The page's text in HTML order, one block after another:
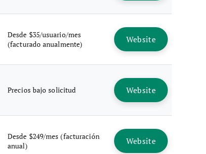
Desde $35/usuario/mes
(facturado anualmente)
Website
Precios bajo solicitud Website
Desde $249/mes (facturación
anual)
Website